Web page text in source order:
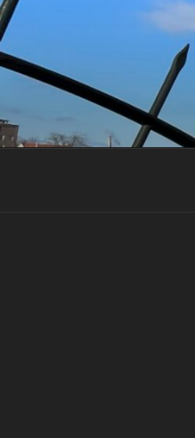
Ga
naar
de
inhoud